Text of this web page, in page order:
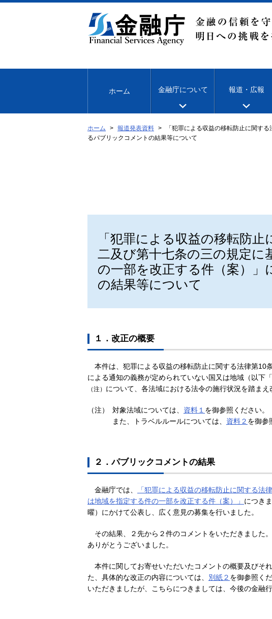
文
移
ホーム 金融庁について 報道・広報
ホーム 報道発表資料
「犯罪による収益の移転防止に関す
るパブリックコメントの結果等について
「犯罪による収益の移転防
二及び第十七条の三の規定に
の一部を改正する件（案）」
の結果等について
１．改正の概要
本件は、犯罪による収益の移転防止に関する法律第10
による通知の義務が定められていない国又は地域（以下
（注） について、各法域における法令の施行状況を踏まえ
（注） 対象法域については、 資料１ を御参照ください。
また、トラベルルールについては、 資料２ を御参
２．パブリックコメントの結果
金融庁では、
「犯罪による収益の移転防止に関する法
は地域を指定する件の一部を改正する件（案）」 につき
曜）にかけて公表し、広く意見の募集を行いました。
その結果、２先から２件のコメントをいただきました
ありがとうございました。
本件に関してお寄せいただいたコメントの概要及びそ
た、具体的な改正の内容については、 別紙２ を御参照く
いただきましたが、こちらにつきましては、今後の金融